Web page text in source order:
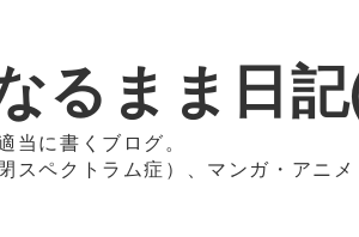
るまま日
当に書くブログ。
スペクトラム症）、マンガ・アニメ